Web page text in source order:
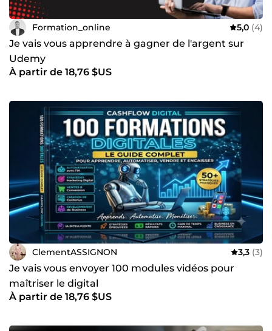
Formation_online 5,0 (4)
Je vais vous apprendre à gagner de l'argent sur
Udemy
À partir de 18,76 $US
ClementASSIGNON 3,3 (3)
Je vais vous envoyer 100 modules vidéos pour
maîtriser le digital
À partir de 18,76 $US